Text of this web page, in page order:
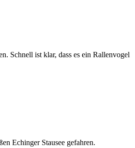
Schnell ist klar, dass es ein Rallenvogel
Echinger Stausee gefahren.